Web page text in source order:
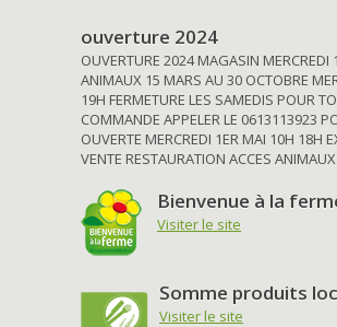
ouverture 2024
OUVERTURE 2024 MAGASIN MERCREDI
ANIMAUX 15 MARS AU 30 OCTOBRE
19H FERMETURE LES SAMEDIS POUR
COMMANDE APPELER LE 0613113923
OUVERTE MERCREDI 1ER MAI 10H 18H
VENTE RESTAURATION ACCES ANIMAUX
Bienvenue à la
Visiter le site
Somme produits
Visiter le site